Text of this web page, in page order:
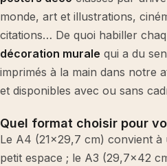
monde, art et illustrations,
citations… De quoi habiller
décoration murale qui a du
imprimés à la main dans notre
et disponibles avec ou sans
Quel format choisir pour
Le A4 (21×29,7 cm) convient
petit espace ; le A3 (29,7×42